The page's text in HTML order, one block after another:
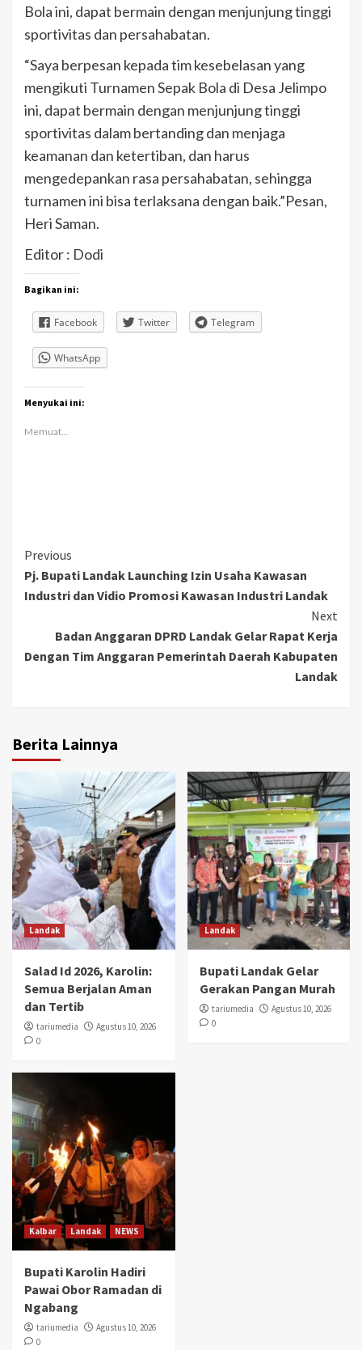
Bola ini, dapat bermain dengan menjunjung tinggi
sportivitas dan persahabatan.
“Saya berpesan kepada tim kesebelasan yang
mengikuti Turnamen Sepak Bola di Desa Jelimpo
ini, dapat bermain dengan menjunjung tinggi
sportivitas dalam bertanding dan menjaga
keamanan dan ketertiban, dan harus
mengedepankan rasa persahabatan, sehingga
turnamen ini bisa terlaksana dengan baik.”Pesan,
Heri Saman.
Editor : Dodi
Bagikan ini:
Facebook Twitter Telegram
WhatsApp
Menyukai ini:
Memuat...
Continue
Reading
Previous
Pj. Bupati Landak Launching Izin Usaha Kawasan
Industri dan Vidio Promosi Kawasan Industri Landak
Next
Badan Anggaran DPRD Landak Gelar Rapat Kerja
Dengan Tim Anggaran Pemerintah Daerah Kabupaten
Landak
Berita Lainnya
Landak
Salad Id 2026, Karolin:
Semua Berjalan Aman
dan Tertib
tariumedia
Agustus 10, 2026
0
Landak
Bupati Landak Gelar
Gerakan Pangan Murah
tariumedia
Agustus 10, 2026
0
Kalbar Landak NEWS
Bupati Karolin Hadiri
Pawai Obor Ramadan di
Ngabang
tariumedia
Agustus 10, 2026
0